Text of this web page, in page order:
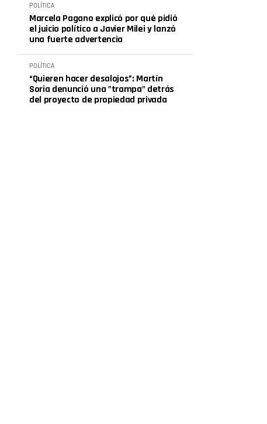
POLÍTICA
Marcela Pagano explicó por qué pidió
el juicio político a Javier Milei y lanzó
una fuerte advertencia
POLÍTICA
“Quieren hacer desalojos”: Martín
Soria denunció una "trampa" detrás
del proyecto de propiedad privada